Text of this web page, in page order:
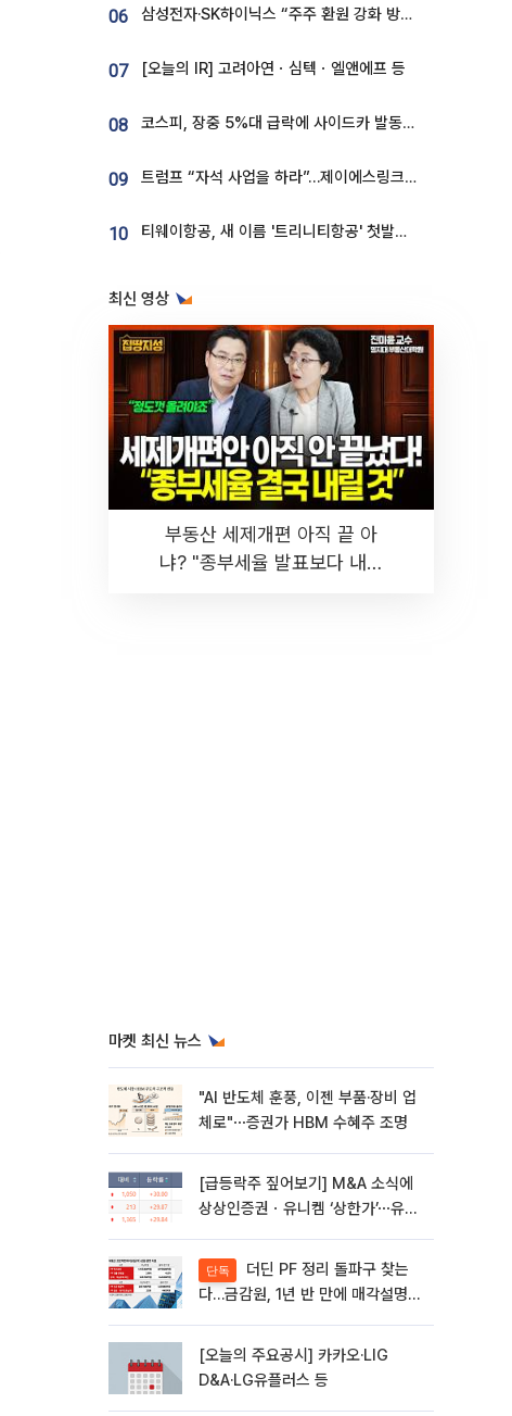
06 삼성전자·SK하이닉스 “주주 환원 강화 방안 마련”
07 [오늘의 IR] 고려아연ㆍ심텍ㆍ엘앤에프 등
08 코스피, 장중 5%대 급락에 사이드카 발동…삼성·SK 동반 폭락
09 트럼프 “자석 사업을 하라”…제이에스링크, 비중국 영구자석 공급망 구축 속도
10 티웨이항공, 새 이름 '트리니티항공' 첫발…SSC 전략 본격화
최신 영상
부동산 세제개편 아직 끝 아
냐? "종부세율 발표보다 내릴
마켓 최신 뉴스
"AI 반도체 훈풍, 이젠 부품·장비 업
체로"⋯증권가 HBM 수혜주 조명
[급등락주 짚어보기] M&A 소식에
상상인증권ㆍ유니켐 ‘상한가’⋯유증
단독
다…금감원, 1년 반 만에 매각설명회
[오늘의 주요공시] 카카오·LIG
D&A·LG유플러스 등